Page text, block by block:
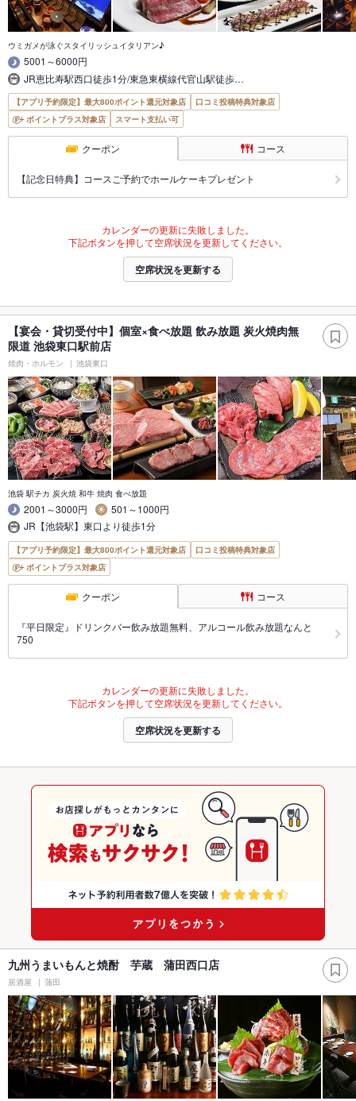
ウミガメが泳ぐスタイリッシュイタリアン♪
5001～6000円
JR恵比寿駅西口徒歩1分/東急東横線代官山駅徒歩…
【アプリ予約限定】最大800ポイント還元対象店
口コミ投稿特典対象店
ポイントプラス対象店
スマート支払い可
クーポン コース
【記念日特典】コースご予約でホールケーキプレゼント
カレンダーの更新に失敗しました。
下記ボタンを押して空席状況を更新してください。
空席状況を更新する
【宴会・貸切受付中】個室×食べ放題 飲み放題 炭火焼肉無
限道 池袋東口駅前店
焼肉・ホルモン 池袋東口
池袋 駅チカ 炭火焼 和牛 焼肉 食べ放題
2001～3000円
501～1000円
JR【池袋駅】東口より徒歩1分
【アプリ予約限定】最大800ポイント還元対象店
口コミ投稿特典対象店
ポイントプラス対象店
クーポン コース
『平日限定』ドリンクバー飲み放題無料、アルコール飲み放題なんと
750
カレンダーの更新に失敗しました。
下記ボタンを押して空席状況を更新してください。
空席状況を更新する
九州うまいもんと焼酎 芋蔵 蒲田西口店
居酒屋 蒲田